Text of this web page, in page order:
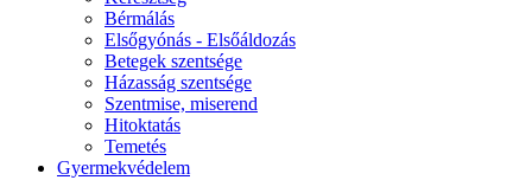
Bérmálás
Elsőgyónás - Elsőáldozás
Betegek szentsége
Házasság szentsége
Szentmise, miserend
Hitoktatás
Temetés
Gyermekvédelem